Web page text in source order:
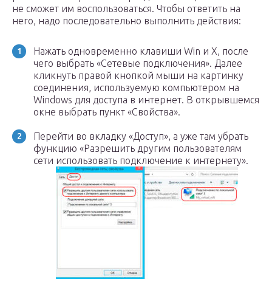
не сможет им воспользоваться. Чтобы ответить на
него, надо последовательно выполнить действия:
Нажать одновременно клавиши Win и X, после
чего выбрать «Сетевые подключения». Далее
кликнуть правой кнопкой мыши на картинку
соединения, используемую компьютером на
Windows для доступа в интернет. В открывшемся
окне выбрать пункт «Свойства».
Перейти во вкладку «Доступ», а уже там убрать
функцию «Разрешить другим пользователям
сети использовать подключение к интернету».